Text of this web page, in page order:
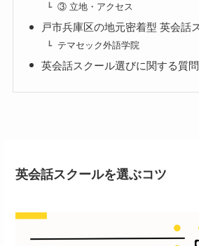
③ 立地・アクセス
戸市兵庫区の地元密着型 英会話
テマセック外語学院
英会話スクール選びに関する質問
英会話スクールを選ぶコツ